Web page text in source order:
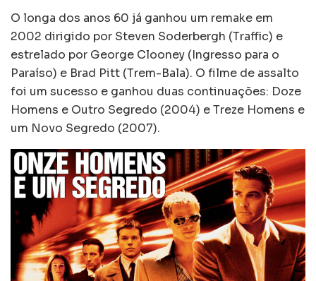
O longa dos anos 60 já ganhou um remake em
2002 dirigido por Steven Soderbergh (Traffic) e
estrelado por George Clooney (Ingresso para o
Paraíso) e Brad Pitt (Trem-Bala). O filme de assalto
foi um sucesso e ganhou duas continuações: Doze
Homens e Outro Segredo (2004) e Treze Homens e
um Novo Segredo (2007).